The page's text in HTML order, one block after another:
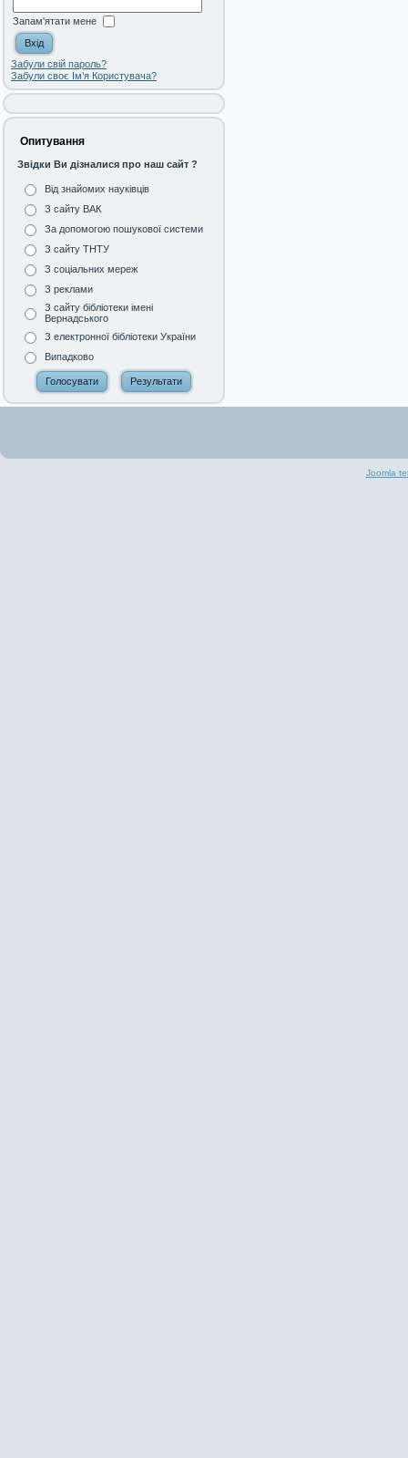
Запам'ятати мене
Забули свій пароль?
Забули своє Ім’я Користувача?
Опитування
Звідки Ви дізналися про наш сайт ?
Від знайомих науківців
З сайту ВАК
За допомогою пошукової системи
З сайту ТНТУ
З соціальних мереж
З реклами
З сайту бібліотеки імені
Вернадського
З електронної бібліотеки України
Випадково
Joomla